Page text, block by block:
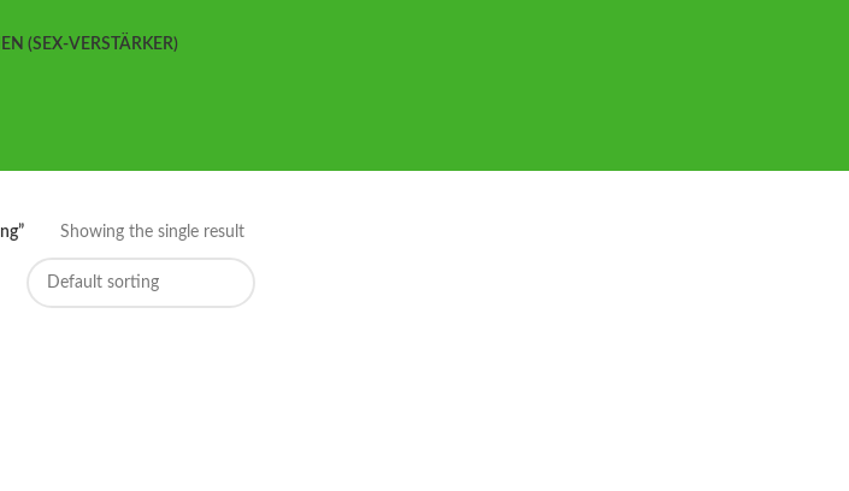
(SEX-VERSTÄRKER)
Showing the single result